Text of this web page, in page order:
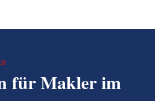
für Makler im